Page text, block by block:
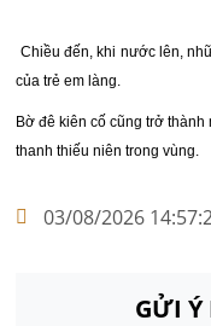
Chiều đến, khi nước lên,
của trẻ em làng.
Bờ đê kiên cố cũng trở
thanh thiếu niên trong vùng.
03/08/2026
GỬI Ý